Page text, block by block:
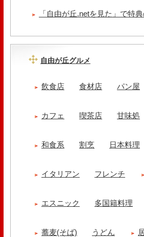
「自由が丘.netを見た」で特
自由が丘グルメ
飲食店 食材店 パン屋
カフェ 喫茶店 甘味処
和食系 割烹 日本料理
イタリアン フレンチ
エスニック 多国籍料理
蕎麦(そば) うどん